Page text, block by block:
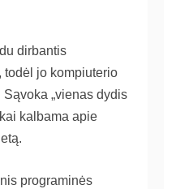
dirbantis
todėl jo kompiuterio
„vienas dydis
kalbama apie
programinės